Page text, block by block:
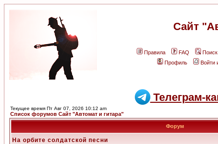
Сайт
Правила FAQ
Поиск
Профиль
Войти
Телеграм-
Текущее время Пт Авг 07, 2026 10:12 am
Список форумов Сайт "Автомат и гитара"
Форум
На орбите солдатской песни